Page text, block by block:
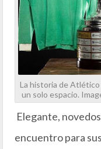
La historia de
un solo espacio.
Elegante,
encuentro para